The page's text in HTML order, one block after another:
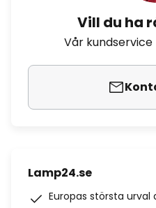
Vill du ha
Vår
Lamp24.se
Europas största urval